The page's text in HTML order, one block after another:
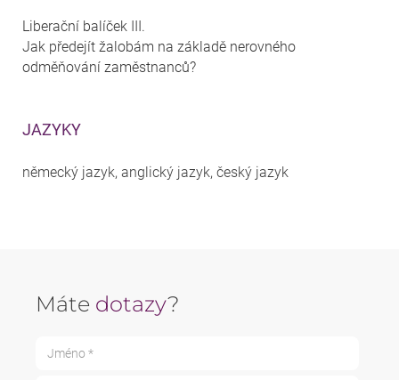
Liberační balíček III.
Jak předejít žalobám na základě nerovného
odměňování zaměstnanců?
JAZYKY
německý jazyk, anglický jazyk, český jazyk
Máte dotazy?